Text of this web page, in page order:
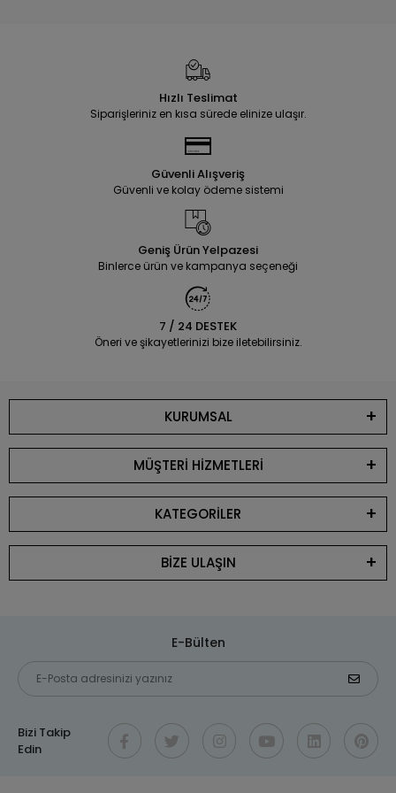
Hızlı Teslimat
Siparişleriniz en kısa sürede elinize ulaşır.
Güvenli Alışveriş
Güvenli ve kolay ödeme sistemi
Geniş Ürün Yelpazesi
Binlerce ürün ve kampanya seçeneği
7 / 24 DESTEK
Öneri ve şikayetlerinizi bize iletebilirsiniz.
KURUMSAL
MÜŞTERİ HİZMETLERİ
KATEGORİLER
BİZE ULAŞIN
E-Bülten
Bizi Takip
Edin